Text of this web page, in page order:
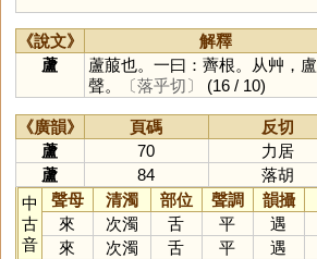
《說文》 解釋
蘆
蘆菔也。一曰：薺根。从艸，盧
聲。
〔落乎切〕 (16 / 10)
《廣韻》 頁碼 反切
蘆
70
力居
蘆
84
落胡
中
古
音
聲母 清濁 部位 聲調 韻攝
來
次濁 舌 平 遇
來
次濁 舌 平 遇